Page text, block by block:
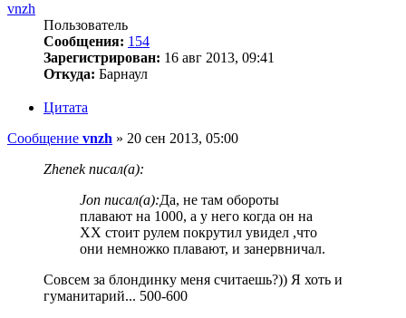
vnzh
Пользователь
Сообщения: 154
Зарегистрирован: 16 авг 2013, 09:41
Откуда: Барнаул
Цитата
Сообщение vnzh » 20 сен 2013, 05:00
Zhenek писал(а):
Jon писал(а):Да, не там обороты
плавают на 1000, а у него когда он на
ХХ стоит рулем покрутил увидел ,что
они немножко плавают, и занервничал.
Совсем за блондинку меня считаешь?)) Я хоть и
гуманитарий... 500-600